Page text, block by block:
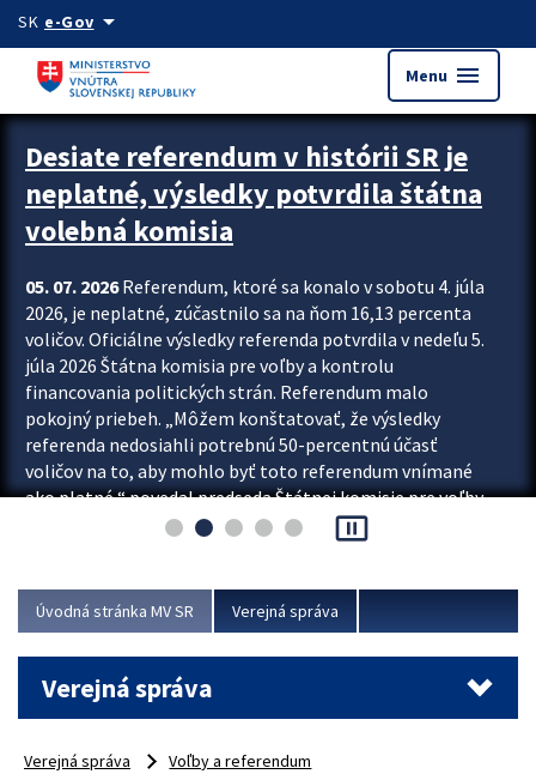
Preskocit na hlavný obsah
SK e-Govarrow_drop_down
Menu menu
Zastavit automatický posun upútavok
Desiate referendum v histórii SR je
neplatné, výsledky potvrdila štátna
volebná komisia
05. 07. 2026Referendum, ktoré sa konalo v sobotu 4. júla
2026, je neplatné, zúčastnilo sa na ňom 16,13 percenta
voličov. Oficiálne výsledky referenda potvrdila v nedeľu 5.
júla 2026 Štátna komisia pre voľby a kontrolu
financovania politických strán. Referendum malo
pokojný priebeh. „Môžem konštatovať, že výsledky
referenda nedosiahli potrebnú 50-percentnú účasť
voličov na to, aby mohlo byť toto referendum vnímané
ako platné,“ povedal predseda Štátnej komisie pre voľby
a kontrolu financovania politických...
pause_presentation
Úvodná stránka MV SR Verejná správa
Verejná správa
Verejná správa Voľby a referendum